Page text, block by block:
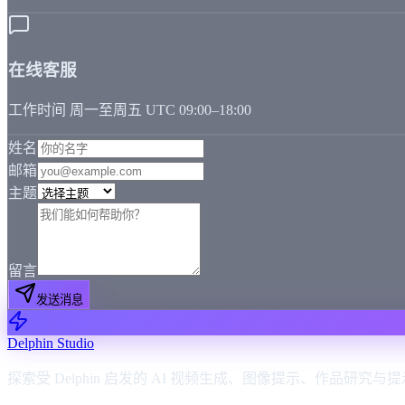
在线客服
工作时间 周一至周五 UTC 09:00–18:00
姓名
邮箱
主题
留言
发送消息
Delphin Studio
探索受 Delphin 启发的 AI 视频生成、图像提示、作品研究与提